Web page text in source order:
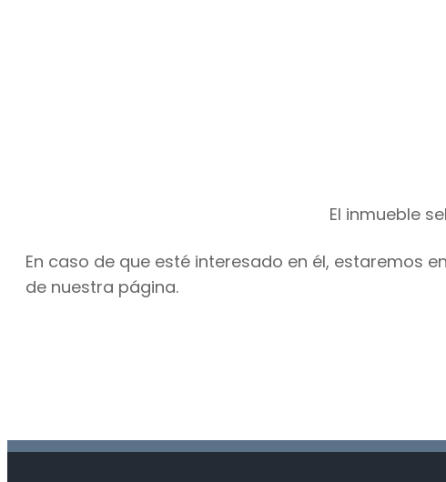
El inmueble
En caso de que esté interesado en él, estaremos
de nuestra página.